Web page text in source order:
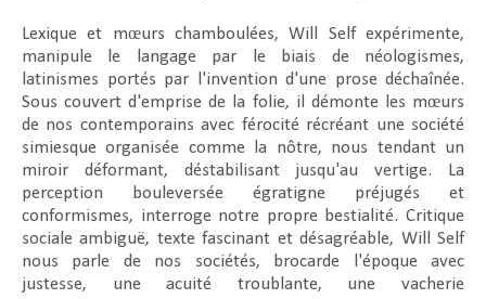
Lexique et mœurs chamboulées, Will Self expérimente,
manipule le langage par le biais de néologismes,
latinismes portés par l'invention d'une prose déchaînée.
Sous couvert d'emprise de la folie, il démonte les mœurs
de nos contemporains avec férocité récréant une société
simiesque organisée comme la nôtre, nous tendant un
miroir déformant, déstabilisant jusqu'au vertige. La
perception bouleversée égratigne préjugés et
conformismes, interroge notre propre bestialité. Critique
sociale ambiguë, texte fascinant et désagréable, Will Self
nous parle de nos sociétés, brocarde l'époque avec
justesse, une acuité troublante, une vacherie